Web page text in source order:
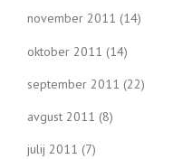
november 2011 (14)
oktober 2011 (14)
september 2011 (22)
avgust 2011 (8)
julij 2011 (7)